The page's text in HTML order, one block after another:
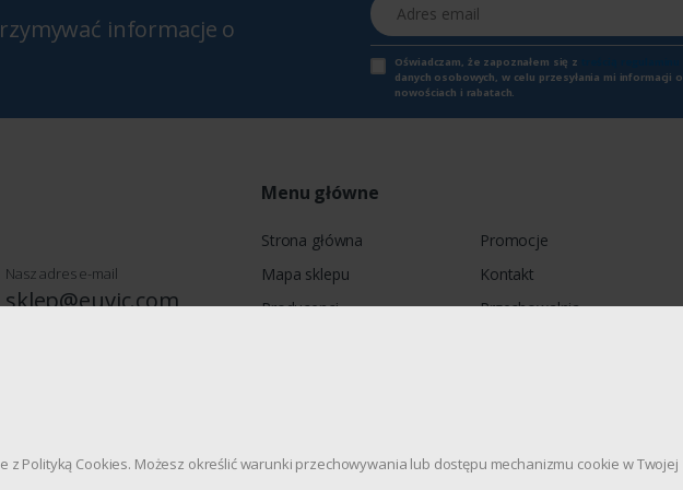
z Polityką Cookies. Możesz określić warunki przechowywania lub dostępu mechanizmu cookie w Twojej
informacje o
Oświadczam, że zapoznałem się z
danych osobowych, w celu przesyłania mi
nowościach i rabatach.
Nasz adres e-mail
sklep@euvic.com
Menu główne
Strona główna
Mapa sklepu
Producenci
Promocje
Kontakt
Przechowalnia